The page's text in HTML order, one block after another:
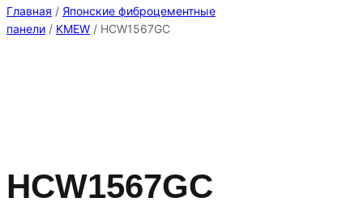
Главная / Японские фиброцементные
панели / KMEW / HCW1567GC
HCW1567GC